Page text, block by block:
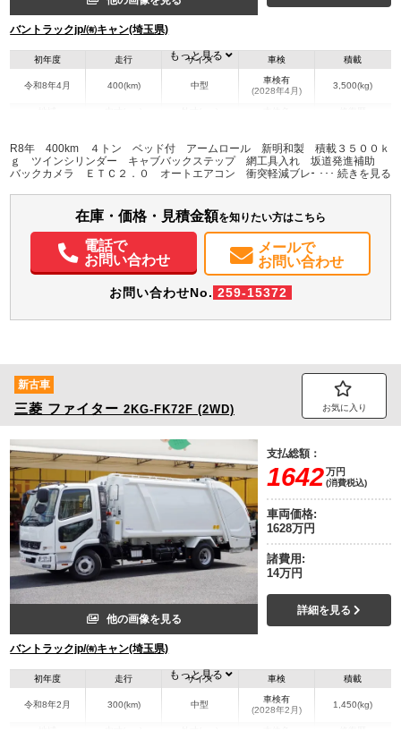
バントラックjp/㈲キャン(埼玉県)
初年度
令和8年4月
走行
400(km)
サイズ
中型
車検
車検有
(2028年4月)
積載
3,500(kg)
埼玉県
W:2,230
H:2,430
無
パワステ パワーウィンドウ ABS エアバッグ
集中ドアロック
電動格納ミラー
ETC バックモニター
もっと見る
R8年 400km ４トン ベッド付 アームロール 新明和製 積載３５００ｋ
ｇ ツインシリンダー キャブバックステップ 網工具入れ 坂道発進補助
バックカメラ ＥＴＣ２．０ オートエアコン 衝突軽減ブレーキ 車線逸脱
在庫・価格・見積金額を知りたい方はこちら
電話で
お問い合わせ
メールで
お問い合わせ
お問い合わせNo. 259-15372
新古車
三菱 ファイター 2KG-FK72F (2WD) お気に入り
他の画像を見る
バントラックjp/㈲キャン(埼玉県)
支払総額：
1642万円
(消費税込)
車両価格:
1628万円
諸費用:
14万円
詳細を見る
初年度
令和8年2月
走行
300(km)
サイズ
中型
車検
車検有
(2028年2月)
積載
1,450(kg)
もっと見る